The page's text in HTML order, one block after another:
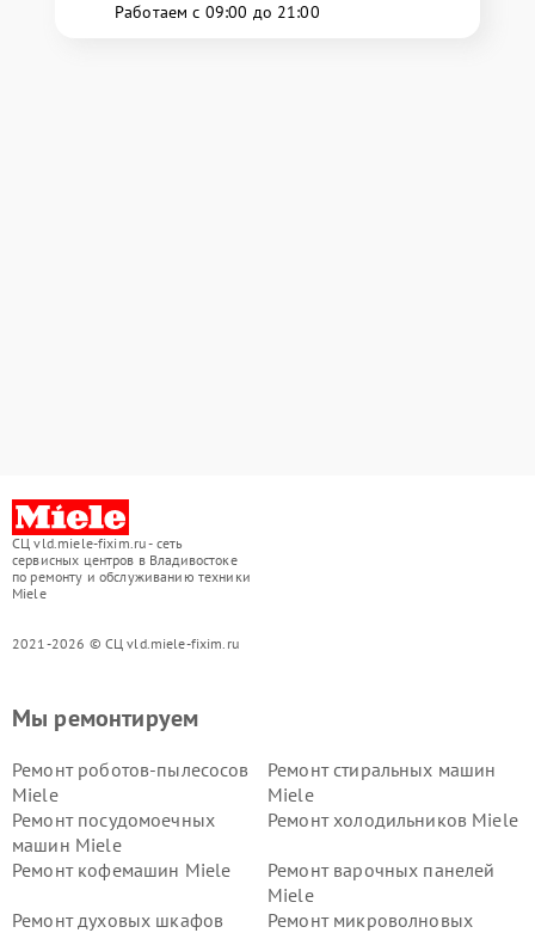
Работаем с 09:00 до 21:00
СЦ vld.miele-fixim.ru - сеть
сервисных центров в Владивостоке
по ремонту и обслуживанию техники
Miele
2021-2026 © СЦ vld.miele-fixim.ru
Мы ремонтируем
Ремонт роботов-пылесосов
Miele
Ремонт стиральных машин
Miele
Ремонт посудомоечных
машин Miele
Ремонт холодильников Miele
Ремонт кофемашин Miele
Ремонт варочных панелей
Miele
Ремонт духовых шкафов
Ремонт микроволновых